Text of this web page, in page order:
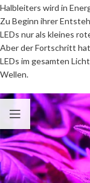
Halbleiters wird in
Zu Beginn ihrer
LEDs nur als kleines
Aber der Fortschritt
LEDs im gesamten
Wellen.